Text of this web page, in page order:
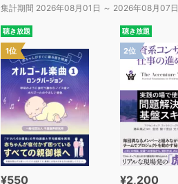
集計期間 2026年08月01日 ～ 2026年08月07日
聴き放題
1位
¥550
聴き放題
2位
¥2,200